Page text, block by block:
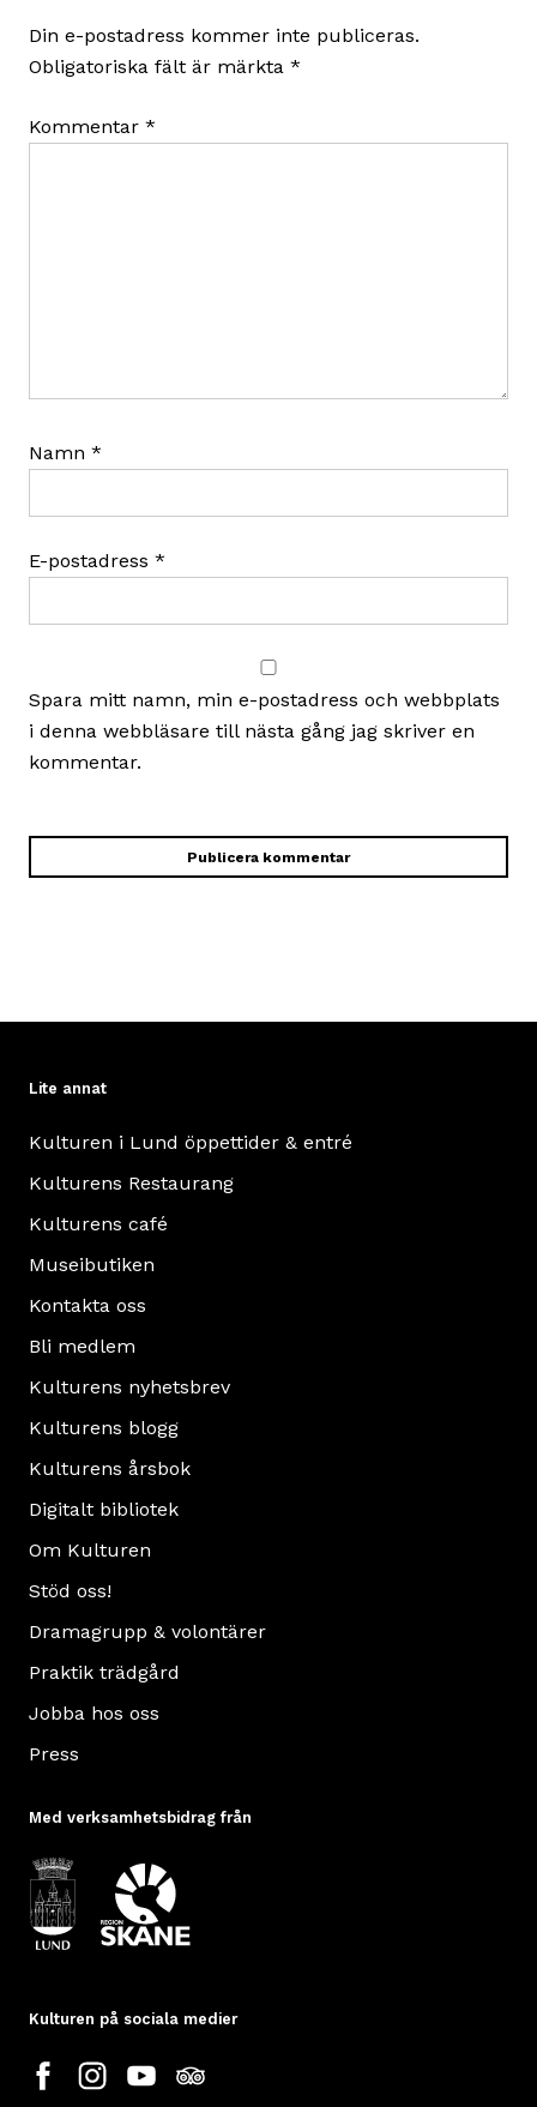
Din e-postadress kommer inte publiceras.
Obligatoriska fält är märkta *
Kommentar *
Namn *
E-postadress *
Spara mitt namn, min e-postadress och webbplats
i denna webbläsare till nästa gång jag skriver en
kommentar.
Lite annat
Kulturen i Lund öppettider & entré
Kulturens Restaurang
Kulturens café
Museibutiken
Kontakta oss
Bli medlem
Kulturens nyhetsbrev
Kulturens blogg
Kulturens årsbok
Digitalt bibliotek
Om Kulturen
Stöd oss!
Dramagrupp & volontärer
Praktik trädgård
Jobba hos oss
Press
Med verksamhetsbidrag från
Kulturen på sociala medier